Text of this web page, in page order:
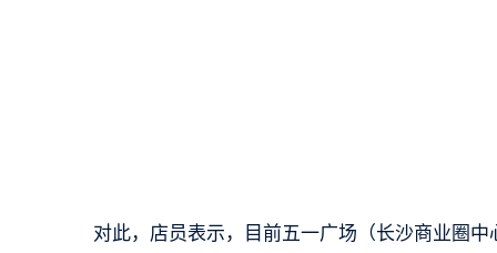
对此，店员表示，目前五一广场（长沙商业圈